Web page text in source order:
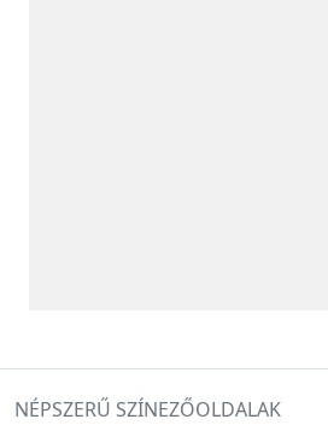
NÉPSZERŰ SZÍNEZŐOLDALAK